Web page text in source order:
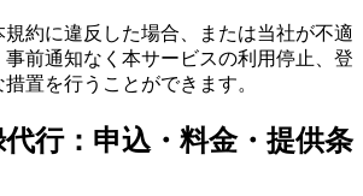
約に違反した場合、または当社が不適
前通知なく本サービスの利用停止、登
置を行うことができます。
行：申込・料金・提供条